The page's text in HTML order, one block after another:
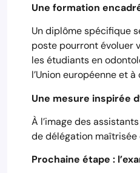
Une formation
Un diplôme spécifique
poste pourront évoluer
les étudiants en
l’Union européenne et
Une mesure inspirée
À l’image des
de délégation
Prochaine étape :